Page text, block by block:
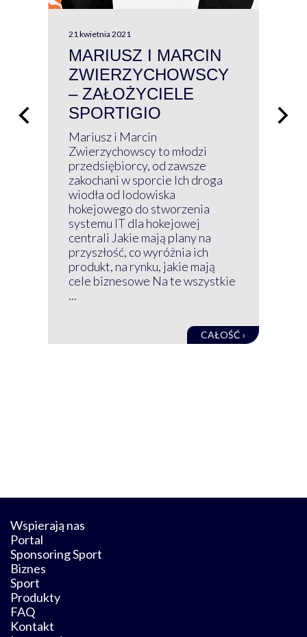
21 kwietnia 2021
MARIUSZ I MARCIN
ZWIERZYCHOWSCY
– ZAŁOŻYCIELE
SPORTIGIO
Mariusz i Marcin
Zwierzychowscy to młodzi
przedsiębiorcy, od zawsze
zakochani w sporcie Ich droga
wiodła od lodowiska
hokejowego do stworzenia
systemu IT dla hokejowej
centrali Jakie mają plany na
przyszłość, co wyróżnia ich
produkt, na rynku, jakie mają
cele biznesowe Na te wszystkie
...
CAŁOŚĆ ›
Wspierają nas
Portal
Sponsoring Sport
Biznes
Sport
Produkty
FAQ
Kontakt